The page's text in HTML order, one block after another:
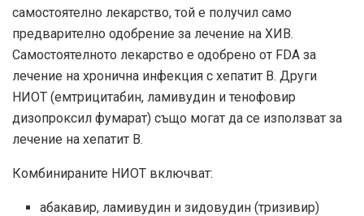
самостоятелно лекарство, той е получил само
предварително одобрение за лечение на ХИВ.
Самостоятелното лекарство е одобрено от FDA за
лечение на хронична инфекция с хепатит В. Други
НИОТ (емтрицитабин, ламивудин и тенофовир
дизопроксил фумарат) също могат да се използват за
лечение на хепатит В.
Комбинираните НИОТ включват:
абакавир, ламивудин и зидовудин (тризивир)